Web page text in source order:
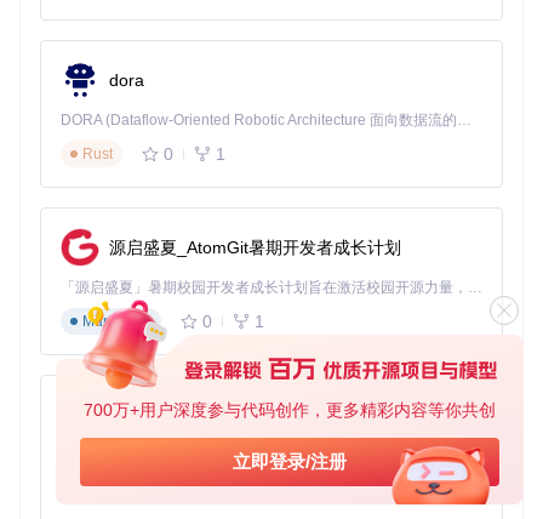
700万+用户深度参与代码创作，更多精彩内容等你共创
立即登录/注册
性能指
标
升级前(macOS C
升级后(macOS S
提升
启动时
间
45秒 28秒 38%
应用响
平均1.2秒
视频渲
染
1080p导出需15
分钟
1080p导出需8分
多任务
处理
卡顿
流畅
60%
学生用户实际体验
2015款MacBook Air升级后：
浏览器标签页支持数量从10个提升至25个
在线会议时CPU占用率从85%降至45%
电池续航延长约1.5小时
dora
DORA (Dataflow-Oriented Robotic Architecture 面向数据流的机器人架构) 是为 AI 与具身智能机器人打造的高性能开发框架，以数据流范式重构开发逻辑，原生支持分布式部署与端边云协同 —— 无需复杂适配，即可实现一体端到端具身大小脑、VLA等模型部署，无缝衔接感知、推理、控制全链路，让 AI 能力与机器人动作深度融合。 依托 Rust 内核与零拷贝通信技术，它将具身大小脑、VLA等模型推理、多模态数据融合延迟压缩至微秒级，同时兼容 ROS2 生态与国产 AI 芯片，彻底降低具身智能机器人的开发门槛，让分布式部署下的 AI 赋能创新更高效、更灵活。
Rust
0 1
源启盛夏_AtomGit暑期开发者成长计划
「源启盛夏」暑期校园开发者成长计划旨在激活校园开源力量，通过积分激励、认证扶持、资源倾斜等形式，引导高校组织和开发者完成「入驻 — 建项目 — 做贡献 — 获认证 — 得资源」的完整闭环。无论你是想带领社团入驻平台的组织者，还是希望用代码贡献证明自己的开发者，都能在这里找到属于你的成长路径。
Markdown
0 1
py-xiaozhi
基于Python的Xiaozhi AI，适用于想要完整Xiaozhi体验而无需拥有专用硬件的用户。
Python
0 1